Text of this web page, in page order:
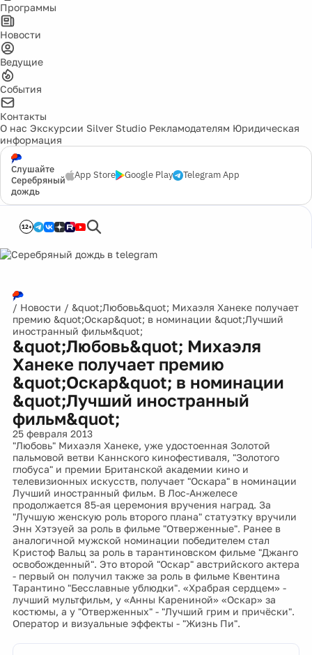
Программы
Новости
Ведущие
События
Контакты
О нас Экскурсии Silver Studio Рекламодателям Юридическая
информация
Слушайте
Серебряный
дождь
App Store Google Play Telegram App
12+
/ Новости / &quot;Любовь&quot; Михаэля Ханеке получает
премию &quot;Оскар&quot; в номинации &quot;Лучший
иностранный фильм&quot;
&quot;Любовь&quot; Михаэля
Ханеке получает премию
&quot;Оскар&quot; в номинации
&quot;Лучший иностранный
фильм&quot;
25 февраля 2013
"Любовь" Михаэля Ханеке, уже удостоенная Золотой
пальмовой ветви Каннского кинофестиваля, "Золотого
глобуса" и премии Британской академии кино и
телевизионных искусств, получает "Оскара" в номинации
Лучший иностранный фильм. В Лос-Анжелесе
продолжается 85-ая церемония вручения наград. За
"Лучшую женскую роль второго плана" статуэтку вручили
Энн Хэтэуей за роль в фильме "Отверженные". Ранее в
аналогичной мужской номинации победителем стал
Кристоф Вальц за роль в тарантиновском фильме "Джанго
освобожденный". Это второй "Оскар" австрийского актера
- первый он получил также за роль в фильме Квентина
Тарантино "Бесславные ублюдки". «Храбрая сердцем» -
лучший мультфильм, у «Анны Карениной» «Оскар» за
костюмы, а у "Отверженных" - "Лучший грим и причёски".
Оператор и визуальные эффекты - "Жизнь Пи".